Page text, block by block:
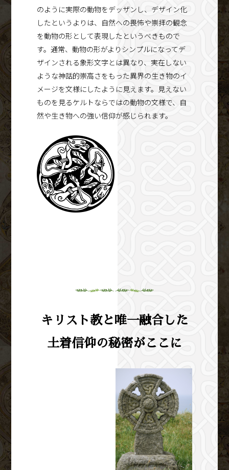
のように実際の動物をデッザンし、デザイン化
したというよりは、自然への畏怖や崇拝の観念
を動物の形として表現したというべきもので
す。通常、動物の形がよりシンプルになってデ
ザインされる象形文字とは異なり、実在しない
ような神話的崇高さをもった異界の生き物のイ
メージを文様にしたように見えます。見えない
ものを見るケルトならではの動物の文様で、自
然や生き物への強い信仰が感じられます。
キリスト教と唯一融合した
土着信仰の秘密がここに